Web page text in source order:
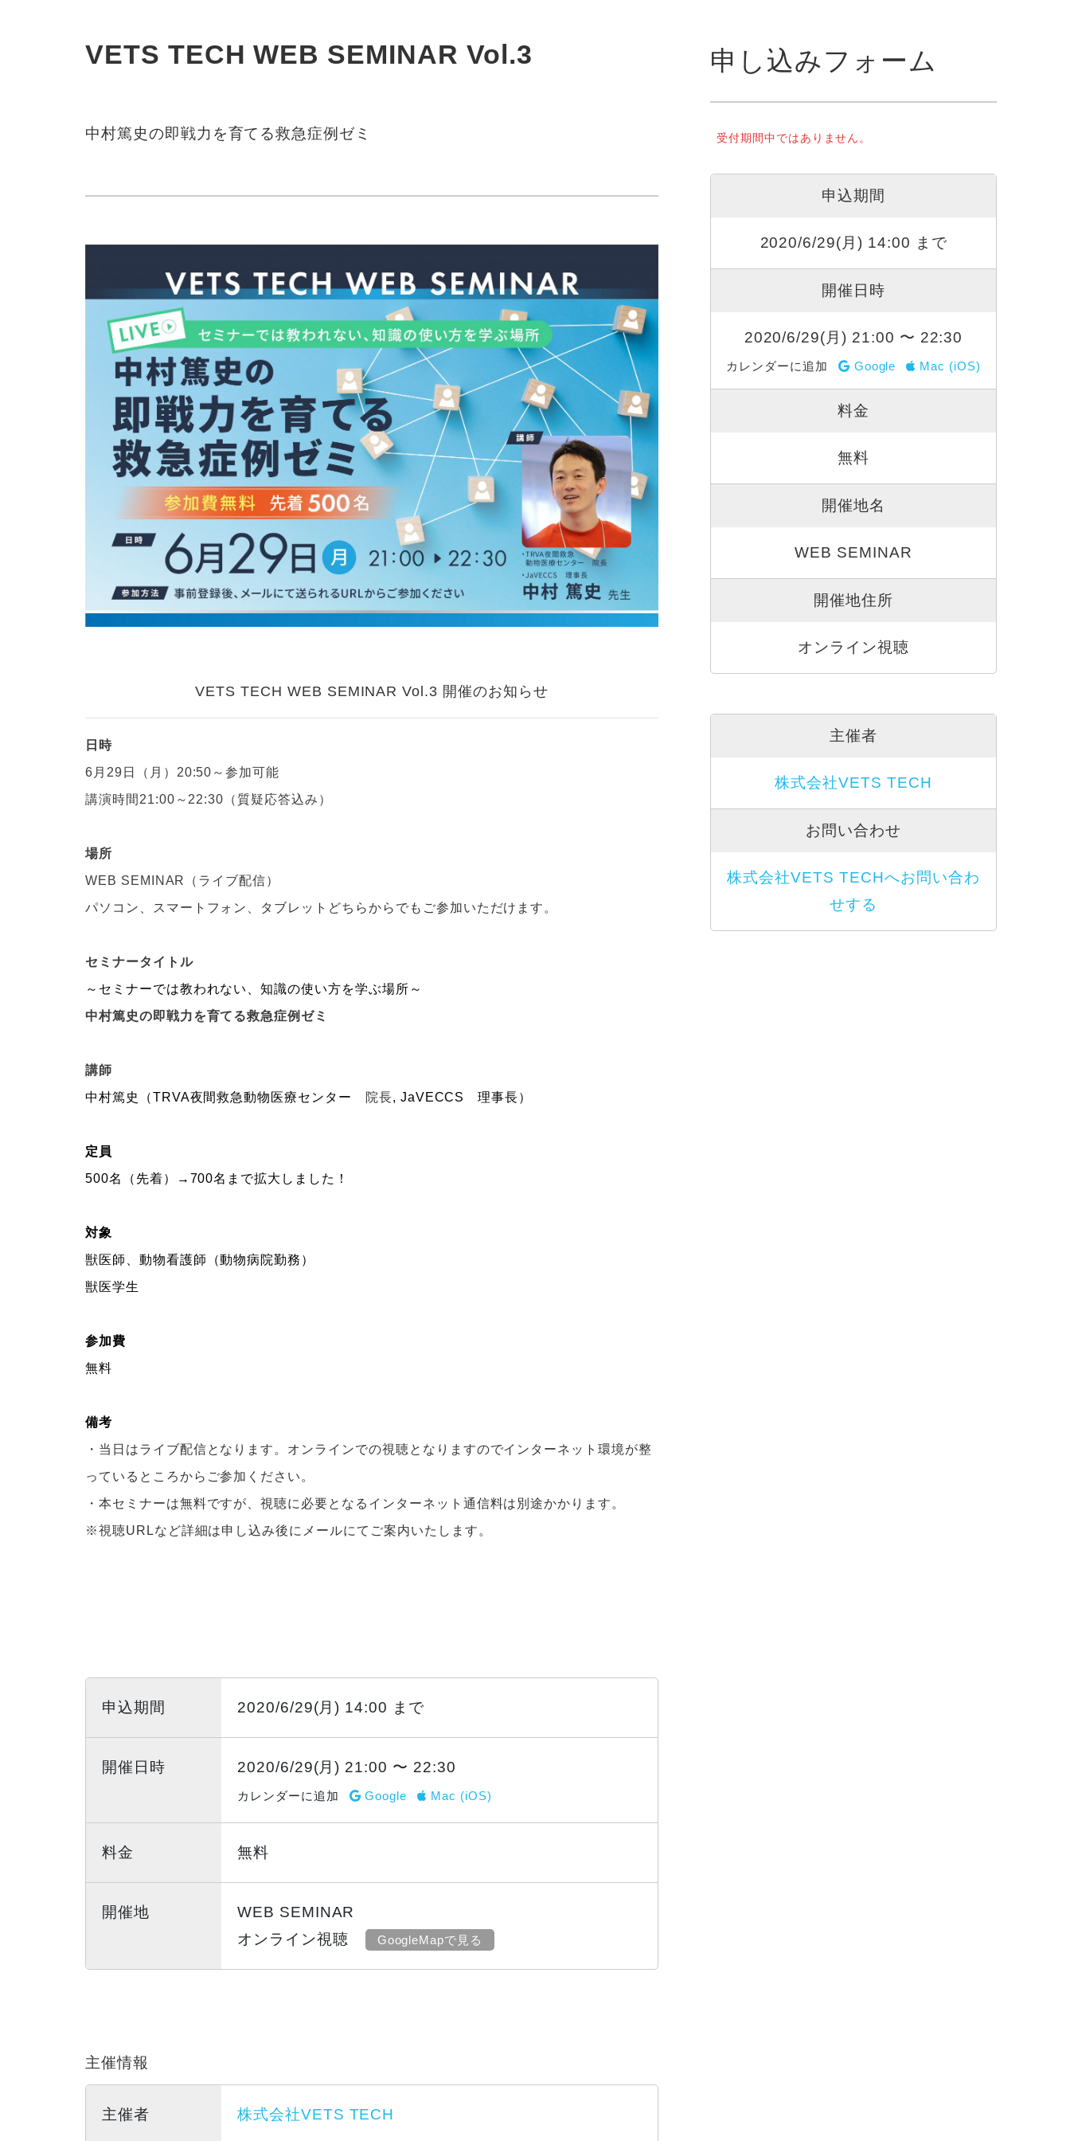
VETS TECH WEB SEMINAR Vol.3
中村篤史の即戦力を育てる救急症例ゼミ
VETS TECH WEB SEMINAR Vol.3 開催のお知らせ
日時
6月29日（月） 20:50～参加可能
講演時間21:00～22:30（質疑応答込み）
場所
WEB SEMINAR（ライブ配信）
パソコン、スマートフォン、タブレットどちらからでもご参加いただけます。
セミナータイトル
～セミナーでは教われない、知識の使い方を学ぶ場所～
中村篤史の即戦力を育てる救急症例ゼミ
講師
中村篤史（TRVA夜間救急動物医療センター
院長, JaVECCS 理事長）
定員
500名（先着）→700名まで拡大しました！
対象
獣医師、動物看護師（動物病院勤務）
獣医学生
参加費
無料
備考
・当日はライブ配信となります。オンラインでの視聴となりますのでインターネット環境が整
っているところからご参加ください。
・本セミナーは無料ですが、視聴に必要となるインターネット通信料は別途かかります。
※視聴URLなど詳細は申し込み後にメールにてご案内いたします。
申込期間 2020/6/29(月) 14:00 まで
開催日時 2020/6/29(月) 21:00 〜 22:30
カレンダーに追加 Google Mac (iOS)
料金 無料
開催地
WEB SEMINAR
オンライン視聴
GoogleMapで見る
主催情報
主催者 株式会社VETS TECH
申し込みフォーム
受付期間中ではありません。
申込期間
2020/6/29(月) 14:00 まで
開催日時
2020/6/29(月) 21:00 〜 22:30
カレンダーに追加 Google Mac (iOS)
料金
無料
開催地名
WEB SEMINAR
開催地住所
オンライン視聴
主催者
株式会社VETS TECH
お問い合わせ
株式会社VETS TECHへお問い合わ
せする